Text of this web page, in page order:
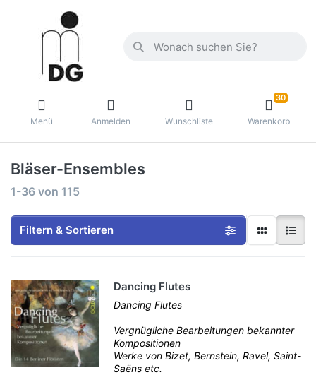
Menü Anmelden Wunschliste
30
Warenkorb
Bläser-Ensembles
1-36 von 115
Filtern & Sortieren
Dancing Flutes
Dancing Flutes
Vergnügliche Bearbeitungen bekannter
Kompositionen
Werke von Bizet, Bernstein, Ravel, Saint-
Saëns etc.